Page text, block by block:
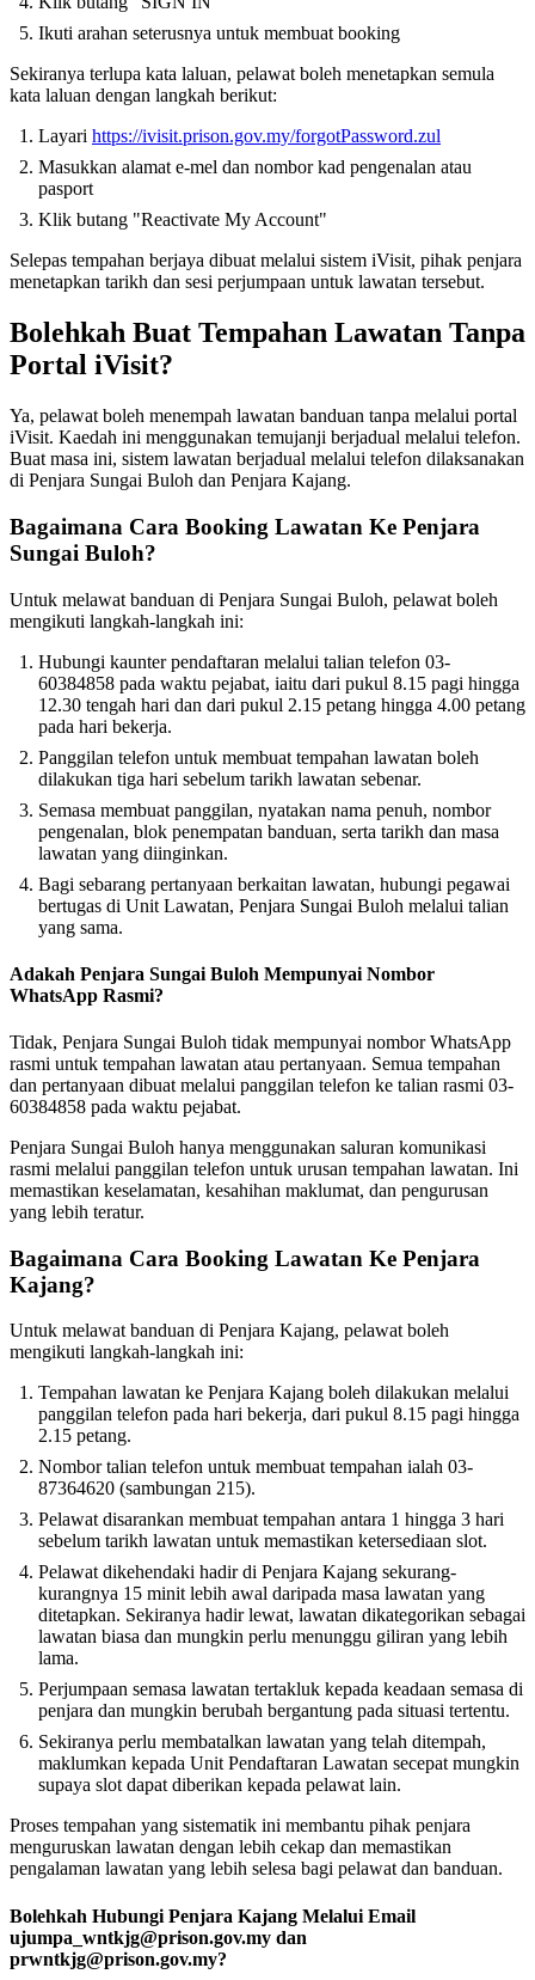
Ikuti arahan seterusnya untuk membuat booking
Sekiranya terlupa kata laluan, pelawat boleh menetapkan semula
kata laluan dengan langkah berikut:
Layari https://ivisit.prison.gov.my/forgotPassword.zul
Masukkan alamat e-mel dan nombor kad pengenalan atau
pasport
Klik butang "Reactivate My Account"
Selepas tempahan berjaya dibuat melalui sistem iVisit, pihak penjara
menetapkan tarikh dan sesi perjumpaan untuk lawatan tersebut.
Bolehkah Buat Tempahan Lawatan Tanpa
Portal iVisit?
Ya, pelawat boleh menempah lawatan banduan tanpa melalui portal
iVisit. Kaedah ini menggunakan temujanji berjadual melalui telefon.
Buat masa ini, sistem lawatan berjadual melalui telefon dilaksanakan
di Penjara Sungai Buloh dan Penjara Kajang.
Bagaimana Cara Booking Lawatan Ke Penjara
Sungai Buloh?
Untuk melawat banduan di Penjara Sungai Buloh, pelawat boleh
mengikuti langkah-langkah ini:
Hubungi kaunter pendaftaran melalui talian telefon 03-
60384858 pada waktu pejabat, iaitu dari pukul 8.15 pagi hingga
12.30 tengah hari dan dari pukul 2.15 petang hingga 4.00 petang
pada hari bekerja.
Panggilan telefon untuk membuat tempahan lawatan boleh
dilakukan tiga hari sebelum tarikh lawatan sebenar.
Semasa membuat panggilan, nyatakan nama penuh, nombor
pengenalan, blok penempatan banduan, serta tarikh dan masa
lawatan yang diinginkan.
Bagi sebarang pertanyaan berkaitan lawatan, hubungi pegawai
bertugas di Unit Lawatan, Penjara Sungai Buloh melalui talian
yang sama.
Adakah Penjara Sungai Buloh Mempunyai Nombor
WhatsApp Rasmi?
Tidak, Penjara Sungai Buloh tidak mempunyai nombor WhatsApp
rasmi untuk tempahan lawatan atau pertanyaan. Semua tempahan
dan pertanyaan dibuat melalui panggilan telefon ke talian rasmi 03-
60384858 pada waktu pejabat.
Penjara Sungai Buloh hanya menggunakan saluran komunikasi
rasmi melalui panggilan telefon untuk urusan tempahan lawatan. Ini
memastikan keselamatan, kesahihan maklumat, dan pengurusan
yang lebih teratur.
Bagaimana Cara Booking Lawatan Ke Penjara
Kajang?
Untuk melawat banduan di Penjara Kajang, pelawat boleh
mengikuti langkah-langkah ini:
Tempahan lawatan ke Penjara Kajang boleh dilakukan melalui
panggilan telefon pada hari bekerja, dari pukul 8.15 pagi hingga
2.15 petang.
Nombor talian telefon untuk membuat tempahan ialah 03-
87364620 (sambungan 215).
Pelawat disarankan membuat tempahan antara 1 hingga 3 hari
sebelum tarikh lawatan untuk memastikan ketersediaan slot.
Pelawat dikehendaki hadir di Penjara Kajang sekurang-
kurangnya 15 minit lebih awal daripada masa lawatan yang
ditetapkan. Sekiranya hadir lewat, lawatan dikategorikan sebagai
lawatan biasa dan mungkin perlu menunggu giliran yang lebih
lama.
Perjumpaan semasa lawatan tertakluk kepada keadaan semasa di
penjara dan mungkin berubah bergantung pada situasi tertentu.
Sekiranya perlu membatalkan lawatan yang telah ditempah,
maklumkan kepada Unit Pendaftaran Lawatan secepat mungkin
supaya slot dapat diberikan kepada pelawat lain.
Proses tempahan yang sistematik ini membantu pihak penjara
menguruskan lawatan dengan lebih cekap dan memastikan
pengalaman lawatan yang lebih selesa bagi pelawat dan banduan.
Bolehkah Hubungi Penjara Kajang Melalui Email
ujumpa_wntkjg@prison.gov.my dan
prwntkjg@prison.gov.my?